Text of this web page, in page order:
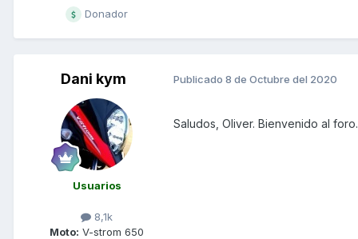
Donador
Dani kym
Usuarios
8,1k
Moto: V-strom 650
Publicado 8 de Octubre del 2020
Saludos, Oliver. Bienvenido al foro.